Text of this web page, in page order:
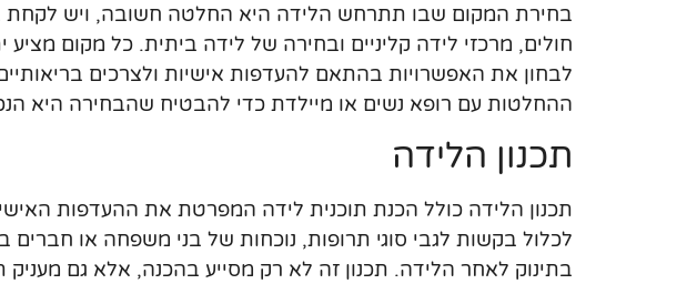
בחירת המקום שבו תתרחש הלידה היא החלטה חשובה, ויש לקחת
חולים, מרכזי לידה קליניים ובחירה של לידה ביתית. כל מקום מציע
לבחון את האפשרויות בהתאם להעדפות אישיות ולצרכים
ההחלטות עם רופא נשים או מיילדת כדי להבטיח שהבחירה היא
תכנון הלידה
תכנון הלידה כולל הכנת תוכנית לידה המפרטת את ההעדפות
לכלול בקשות לגבי סוגי תרופות, נוכחות של בני משפחה או חברים
בתינוק לאחר הלידה. תכנון זה לא רק מסייע בהכנה, אלא גם